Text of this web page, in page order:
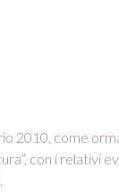
2010, come
con i relativi